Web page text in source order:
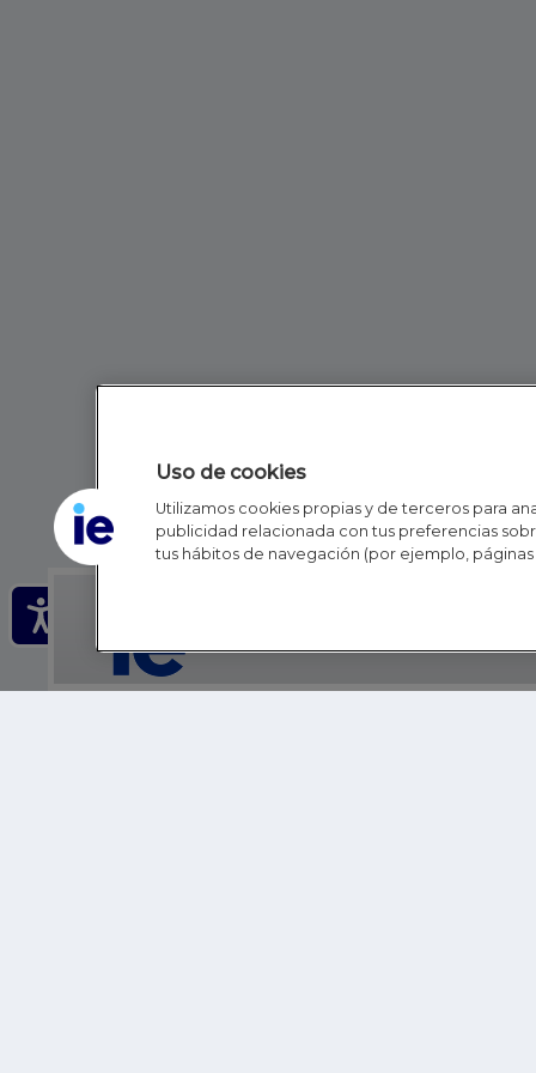
Uso de cookies
Utilizamos cookies propias y de terceros para
publicidad relacionada con tus preferencias
tus hábitos de navegación (por ejemplo, páginas